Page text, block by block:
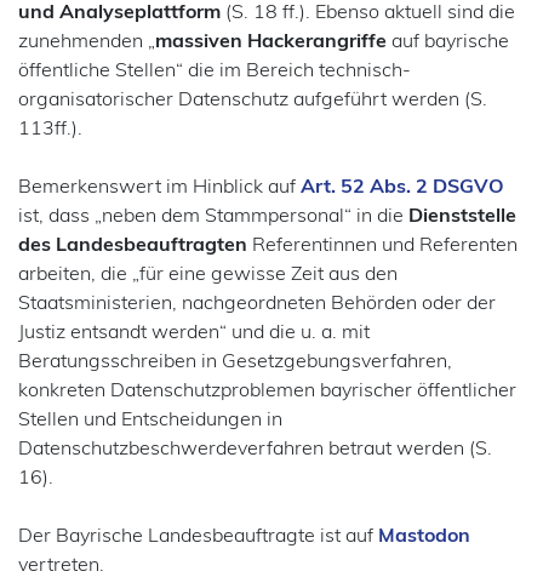
Auskunfteien
Geld
Kunden
Versicherungen
Zensus
und Analyseplattform (S. 18 ff.). Ebenso aktuell sind die
zunehmenden „ massiven Hackerangriffe auf bayrische
öffentliche Stellen“ die im Bereich technisch-
organisatorischer Datenschutz aufgeführt werden (S.
113ff.).
Bemerkenswert im Hinblick auf Art. 52 Abs. 2 DSGVO
ist, dass „neben dem Stammpersonal“ in die Dienststelle
des Landesbeauftragten Referentinnen und Referenten
arbeiten, die „für eine gewisse Zeit aus den
Staatsministerien, nachgeordneten Behörden oder der
Justiz entsandt werden“ und die u. a. mit
Beratungsschreiben in Gesetzgebungsverfahren,
konkreten Datenschutzproblemen bayrischer öffentlicher
Stellen und Entscheidungen in
Datenschutzbeschwerdeverfahren betraut werden (S.
16).
Der Bayrische Landesbeauftragte ist auf Mastodon
vertreten.